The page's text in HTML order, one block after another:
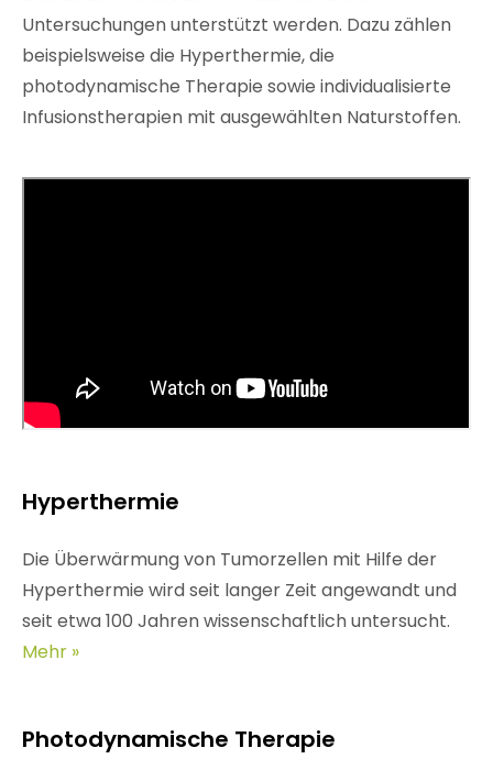
Untersuchungen unterstützt werden. Dazu zählen
beispielsweise die Hyperthermie, die
photodynamische Therapie sowie individualisierte
Infusionstherapien mit ausgewählten Naturstoffen.
Hyperthermie
Die Überwärmung von Tumorzellen mit Hilfe der
Hyperthermie wird seit langer Zeit angewandt und
seit etwa 100 Jahren wissenschaftlich untersucht.
Mehr »
Photodynamische Therapie